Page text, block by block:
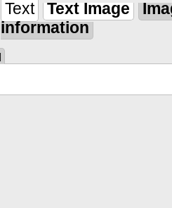
Text Text Image
information